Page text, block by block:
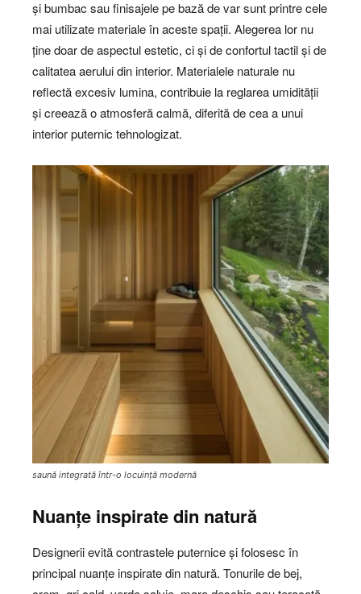
și bumbac sau finisajele pe bază de var sunt printre cele
mai utilizate materiale în aceste spații. Alegerea lor nu
ține doar de aspectul estetic, ci și de confortul tactil și de
calitatea aerului din interior. Materialele naturale nu
reflectă excesiv lumina, contribuie la reglarea umidității
și creează o atmosferă calmă, diferită de cea a unui
interior puternic tehnologizat.
saună integrată într-o locuință modernă
Nuanțe inspirate din natură
Designerii evită contrastele puternice și folosesc în
principal nuanțe inspirate din natură. Tonurile de bej,